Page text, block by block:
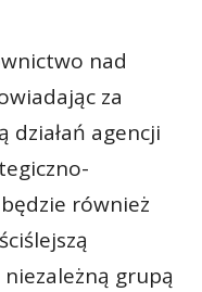
nad
za
działań agencji
również
niezależną grupą